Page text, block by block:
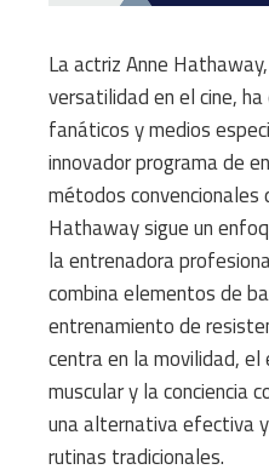
La actriz Anne
versatilidad en el cine,
fanáticos y medios
innovador programa de
métodos convencionales
Hathaway sigue un
la entrenadora
combina elementos de
entrenamiento de
centra en la movilidad,
muscular y la conciencia
una alternativa efectiva
rutinas tradicionales.